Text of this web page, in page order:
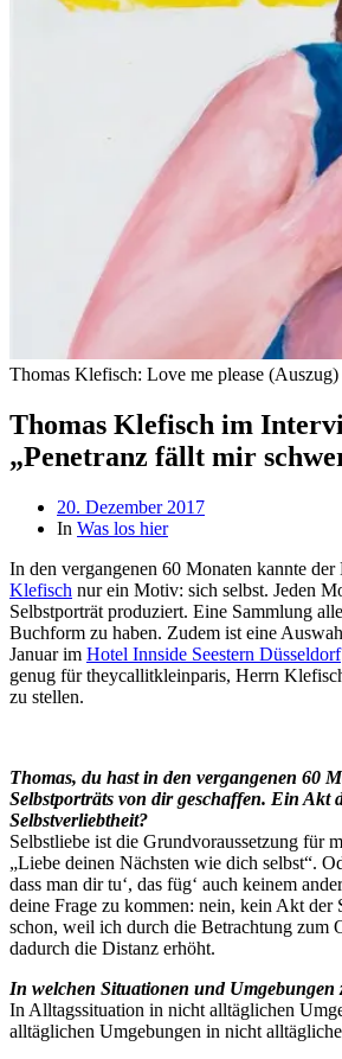
Thomas Klefisch: Love me please (Auszug)
Thomas Klefisch im
„Penetranz fällt mir
Beitragsdatum
20. Dezember 2017
In Was los hier
In den vergangenen 60 Monaten kannte
Klefisch nur ein Motiv: sich selbst. Jeden
Selbstporträt produziert. Eine Sammlung
Buchform zu haben. Zudem ist eine
Januar im Hotel Innside Seestern Düsseldorf
genug für theycallitkleinparis, Herrn
zu stellen.
Thomas, du hast in den vergangenen 60
Selbstporträts von dir geschaffen. Ein Akt
Selbstverliebtheit?
Selbstliebe ist die Grundvoraussetzung für
„Liebe deinen Nächsten wie dich selbst“.
dass man dir tu‘, das füg‘ auch keinem
deine Frage zu kommen: nein, kein Akt der
schon, weil ich durch die Betrachtung zum
dadurch die Distanz erhöht.
In welchen Situationen und Umgebungen
In Alltagssituation in nicht alltäglichen
alltäglichen Umgebungen in nicht